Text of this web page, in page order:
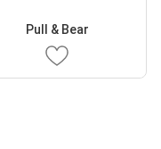
Pull & Bear